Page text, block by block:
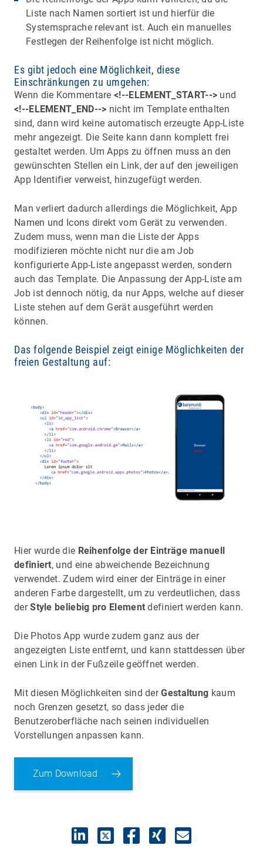
Liste nach Namen sortiert ist und hierfür die
Systemsprache relevant ist. Auch ein manuelles
Festlegen der Reihenfolge ist nicht möglich.
Es gibt jedoch eine Möglichkeit, diese
Einschränkungen zu umgehen:
Wenn die Kommentare<!--ELEMENT_START--> und
<!--ELEMENT_END--> nicht im Template enthalten
sind, dann wird keine automatisch erzeugte App-Liste
mehr angezeigt. Die Seite kann dann komplett frei
gestaltet werden. Um Apps zu öffnen muss an den
gewünschten Stellen ein Link, der auf den jeweiligen
App Identifier verweist, hinzugefügt werden.
Man verliert dadurch allerdings die Möglichkeit, App
Namen und Icons direkt vom Gerät zu verwenden.
Zudem muss, wenn man die Liste der Apps
modifizieren möchte nicht nur die am Job
konfigurierte App-Liste angepasst werden, sondern
auch das Template. Die Anpassung der App-Liste am
Job ist dennoch nötig, da nur Apps, welche auf dieser
Liste stehen auf dem Gerät ausgeführt werden
können.
Das folgende Beispiel zeigt einige Möglichkeiten der
freien Gestaltung auf:
Hier wurde die Reihenfolge der Einträge manuell
definiert, und eine abweichende Bezeichnung
verwendet. Zudem wird einer der Einträge in einer
anderen Farbe dargestellt, um zu verdeutlichen, dass
derStyle beliebig pro Element definiert werden kann.
Die Photos App wurde zudem ganz aus der
angezeigten Liste entfernt, und kann stattdessen über
einen Link in der Fußzeile geöffnet werden.
Mit diesen Möglichkeiten sind derGestaltung kaum
noch Grenzen gesetzt, so dass jeder die
Benutzeroberfläche nach seinen individuellen
Vorstellungen anpassen kann.
Zum Download